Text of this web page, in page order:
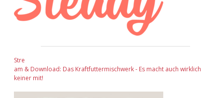
Stre
am & Download: Das Kraftfuttermischwerk - Es macht auch wirklich
keiner mit!